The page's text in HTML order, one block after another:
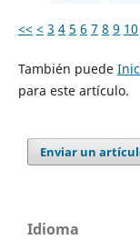
<< < 3 4 5 6 7 8 9 10
También puede
para este artículo.
Enviar un
Idioma